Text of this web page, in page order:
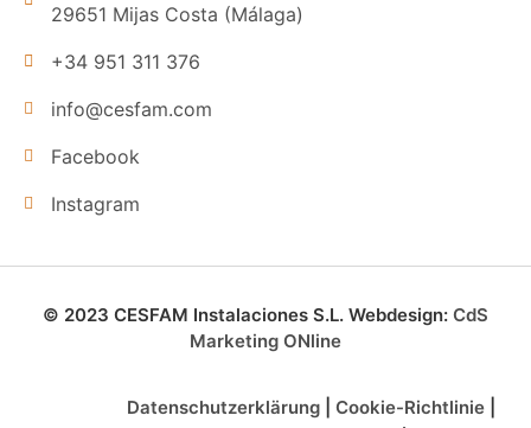
29651 Mijas Costa (Málaga)
+34 951 311 376
info@cesfam.com
Facebook
Instagram
© 2023 CESFAM Instalaciones S.L. Webdesign: CdS
Marketing ONline
Datenschutzerklärung Cookie-Richtlinie